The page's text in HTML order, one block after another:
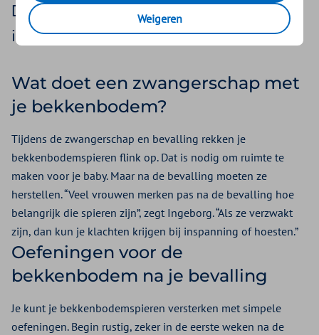
Dijk-Smidts legt uit waarom dat belangrijk
is én wat je kunt doen.
Wat doet een zwangerschap met
je bekkenbodem?
Tijdens de zwangerschap en bevalling rekken je
bekkenbodemspieren flink op. Dat is nodig om ruimte te
maken voor je baby. Maar na de bevalling moeten ze
herstellen. “Veel vrouwen merken pas na de bevalling hoe
belangrijk die spieren zijn”, zegt Ingeborg. “Als ze verzwakt
zijn, dan kun je klachten krijgen bij inspanning of hoesten.”
Oefeningen voor de
bekkenbodem na je bevalling
Je kunt je bekkenbodemspieren versterken met simpele
oefeningen. Begin rustig, zeker in de eerste weken na de
Weigeren